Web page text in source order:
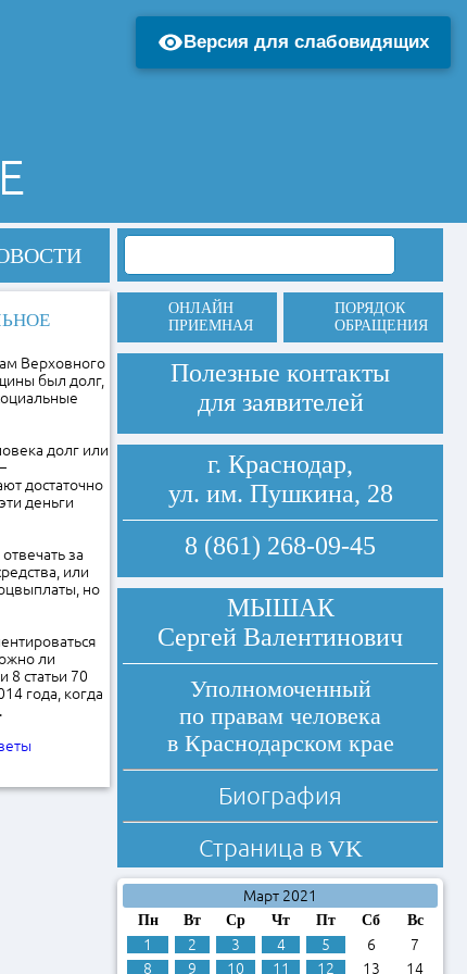
Верховного
был долг,
долг или
достаточно
деньги
за
или
но
ли
8 статьи 70
года, когда
ОНЛАЙН
ПРИЕМНАЯ
ПОРЯДОК
ОБРАЩЕНИЯ
Полезные контакты
для заявителей
г. Краснодар,
ул. им. Пушкина, 28
8 (861) 268-09-45
МЫШАК
Сергей Валентинович
Уполномоченный
по правам человека
в Краснодарском крае
Биография
Страница в VK
Март 2021
Пн Вт Ср Чт Пт Сб Вс
1 2 3 4 5 6
7
8
9 10 11 12 13 14
Версия для слабовидящих